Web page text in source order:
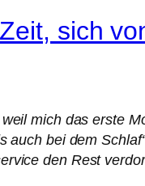
sich
mich das erste
bei dem
den Rest